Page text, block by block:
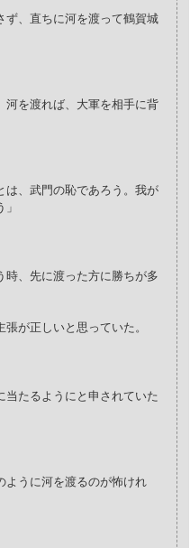
ず、直ちに河を渡って鶴賀城
河を渡れば、大軍を相手に背
は、武門の恥であろう。我が
時、先に渡った方に勝ちが多
が正しいと思っていた。
当たるようにと申されていた
ように河を渡るのが怖けれ